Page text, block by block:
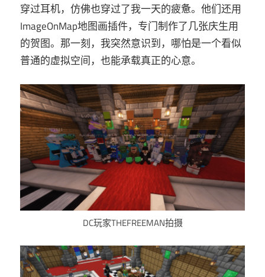
穿过耳机，仿佛也穿过了我一天的疲惫。他们还用
ImageOnMap地图画插件，专门制作了几张庆生用
的贺图。那一刻，我突然意识到，哪怕是一个看似
普通的虚拟空间，也能承载真正的心意。
DC玩家THEFREEMAN拍摄